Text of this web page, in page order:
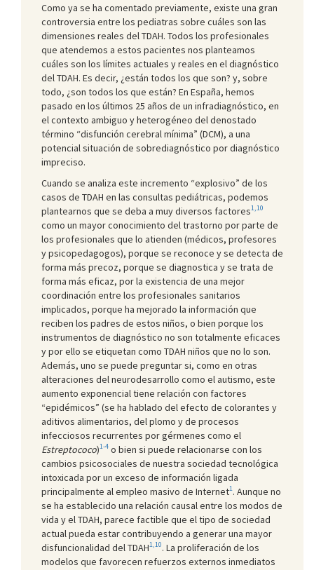
Como ya se ha comentado previamente, existe una gran
controversia entre los pediatras sobre cuáles son las
dimensiones reales del TDAH. Todos los profesionales
que atendemos a estos pacientes nos planteamos
cuáles son los límites actuales y reales en el diagnóstico
del TDAH. Es decir, ¿están todos los que son? y, sobre
todo, ¿son todos los que están? En España, hemos
pasado en los últimos 25 años de un infradiagnóstico, en
el contexto ambiguo y heterogéneo del denostado
término “disfunción cerebral mínima” (DCM), a una
potencial situación de sobrediagnóstico por diagnóstico
impreciso.
Cuando se analiza este incremento “explosivo” de los
casos de TDAH en las consultas pediátricas, podemos
plantearnos que se deba a muy diversos factores1,10
como un mayor conocimiento del trastorno por parte de
los profesionales que lo atienden (médicos, profesores
y psicopedagogos), porque se reconoce y se detecta de
forma más precoz, porque se diagnostica y se trata de
forma más eficaz, por la existencia de una mejor
coordinación entre los profesionales sanitarios
implicados, porque ha mejorado la información que
reciben los padres de estos niños, o bien porque los
instrumentos de diagnóstico no son totalmente eficaces
y por ello se etiquetan como TDAH niños que no lo son.
Además, uno se puede preguntar si, como en otras
alteraciones del neurodesarrollo como el autismo, este
aumento exponencial tiene relación con factores
“epidémicos” (se ha hablado del efecto de colorantes y
aditivos alimentarios, del plomo y de procesos
infecciosos recurrentes por gérmenes como el
Estreptococo)1-4 o bien si puede relacionarse con los
cambios psicosociales de nuestra sociedad tecnológica
intoxicada por un exceso de información ligada
principalmente al empleo masivo de Internet1. Aunque no
se ha establecido una relación causal entre los modos de
vida y el TDAH, parece factible que el tipo de sociedad
actual pueda estar contribuyendo a generar una mayor
disfuncionalidad del TDAH1,10. La proliferación de los
modelos que favorecen refuerzos externos inmediatos